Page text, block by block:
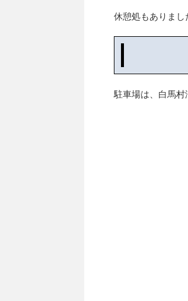
休憩処もありまし
駐車場は、白馬村